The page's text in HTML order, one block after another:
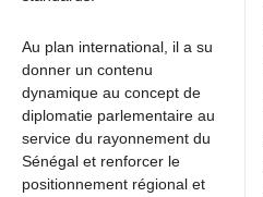
Au plan international, il a su
donner un contenu
dynamique au concept de
diplomatie parlementaire au
service du rayonnement du
Sénégal et renforcer le
positionnement régional et